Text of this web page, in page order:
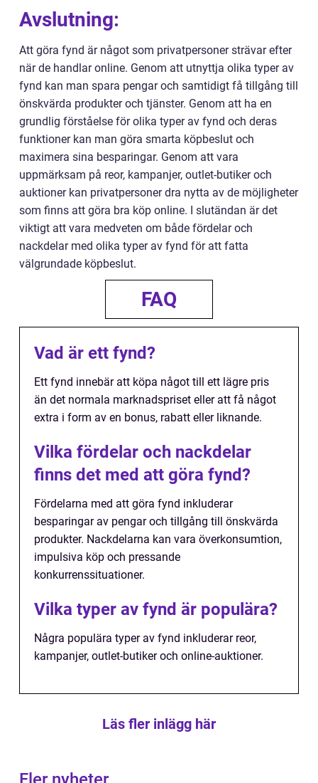
Avslutning:
Att göra fynd är något som privatpersoner strävar efter
när de handlar online. Genom att utnyttja olika typer av
fynd kan man spara pengar och samtidigt få tillgång till
önskvärda produkter och tjänster. Genom att ha en
grundlig förståelse för olika typer av fynd och deras
funktioner kan man göra smarta köpbeslut och
maximera sina besparingar. Genom att vara
uppmärksam på reor, kampanjer, outlet-butiker och
auktioner kan privatpersoner dra nytta av de möjligheter
som finns att göra bra köp online. I slutändan är det
viktigt att vara medveten om både fördelar och
nackdelar med olika typer av fynd för att fatta
välgrundade köpbeslut.
FAQ
Vad är ett fynd?
Ett fynd innebär att köpa något till ett lägre pris
än det normala marknadspriset eller att få något
extra i form av en bonus, rabatt eller liknande.
Vilka fördelar och nackdelar
finns det med att göra fynd?
Fördelarna med att göra fynd inkluderar
besparingar av pengar och tillgång till önskvärda
produkter. Nackdelarna kan vara överkonsumtion,
impulsiva köp och pressande
konkurrenssituationer.
Vilka typer av fynd är populära?
Några populära typer av fynd inkluderar reor,
kampanjer, outlet-butiker och online-auktioner.
Läs fler inlägg här